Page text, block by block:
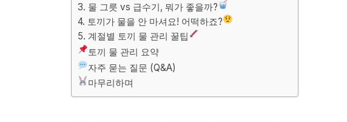
3. 물 그릇 vs 급수기, 뭐가 좋을까?
4. 토끼가 물을 안 마셔요! 어떡하죠?
5. 계절별 토끼 물 관리 꿀팁
토끼 물 관리 요약
자주 묻는 질문 (Q&A)
마무리하며